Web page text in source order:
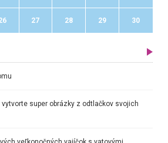
27 28 29 30
super obrázky z odtlačkov svojich